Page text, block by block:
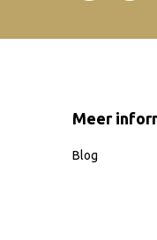
Meer
Blog